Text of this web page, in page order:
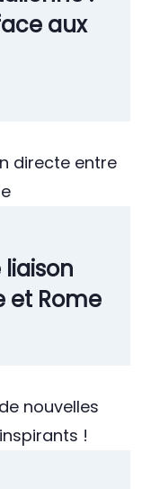
aux
liaison
et Rome